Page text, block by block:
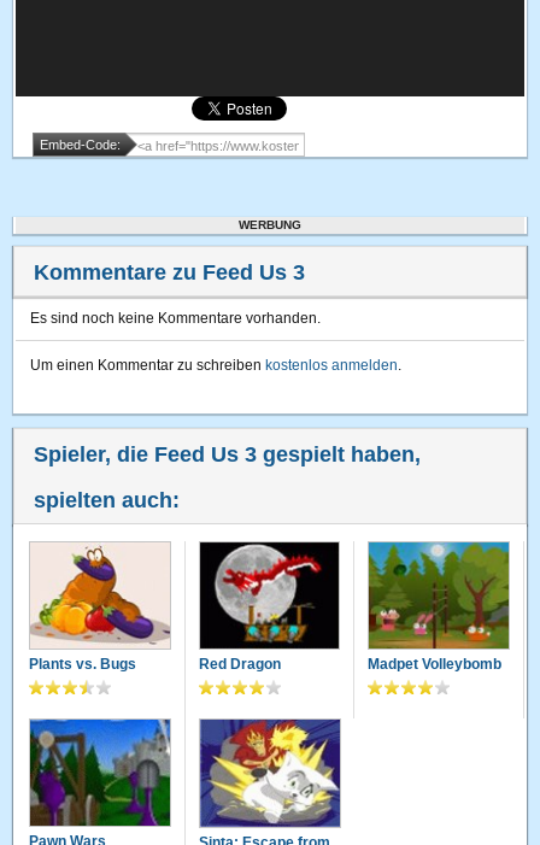
Embed-Code:
WERBUNG
Kommentare zu Feed Us 3
Es sind noch keine Kommentare vorhanden.
Um einen Kommentar zu schreiben kostenlos anmelden.
Spieler, die Feed Us 3 gespielt haben,
spielten auch:
Plants vs. Bugs Red Dragon Madpet Volleybomb
Pawn Wars